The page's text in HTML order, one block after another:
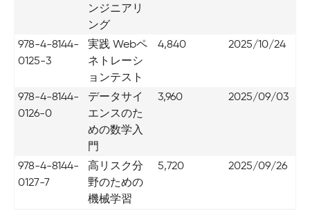
ンジニアリ
ング
978-4-8144-
0125-3
実践 Webペ
ネトレーシ
ョンテスト
4,840 2025/10/24
978-4-8144-
0126-0
データサイ
エンスのた
めの数学入
門
3,960 2025/09/03
978-4-8144-
0127-7
高リスク分
野のための
機械学習
5,720 2025/09/26